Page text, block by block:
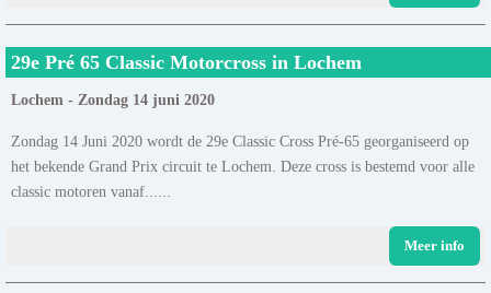
29e Pré 65 Classic Motorcross in Lochem
Lochem - Zondag 14 juni 2020
Zondag 14 Juni 2020 wordt de 29e Classic Cross Pré-65 georganiseerd op
het bekende Grand Prix circuit te Lochem. Deze cross is bestemd voor alle
classic motoren vanaf......
Meer info